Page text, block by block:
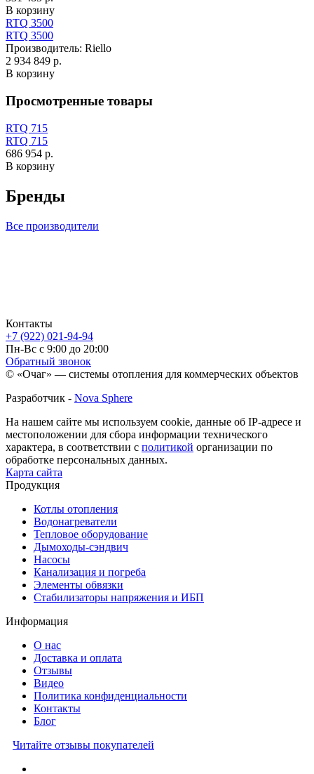
В корзину
RTQ 3500
RTQ 3500
Производитель: Riello
2 934 849 р.
В корзину
Просмотренные товары
RTQ 715
RTQ 715
686 954 р.
В корзину
Бренды
Все производители
Контакты
+7 (922) 021-94-94
Пн-Вс с 9:00 до 20:00
Обратный звонок
© «Очаг» — системы отопления для коммерческих объектов
Разработчик - Nova Sphere
На нашем сайте мы используем cookie, данные об IP-адресе и
местоположении для сбора информации технического
характера, в соответствии с политикой организации по
обработке персональных данных.
Карта сайта
Продукция
Котлы отопления
Водонагреватели
Тепловое оборудование
Дымоходы-сэндвич
Насосы
Канализация и погреба
Элементы обвязки
Стабилизаторы напряжения и ИБП
Информация
О нас
Доставка и оплата
Отзывы
Видео
Политика конфиденциальности
Контакты
Блог
Читайте отзывы покупателей